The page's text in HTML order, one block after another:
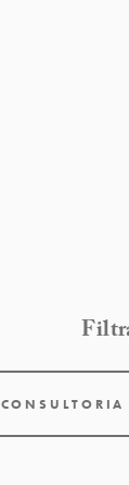
CONSULTORIA